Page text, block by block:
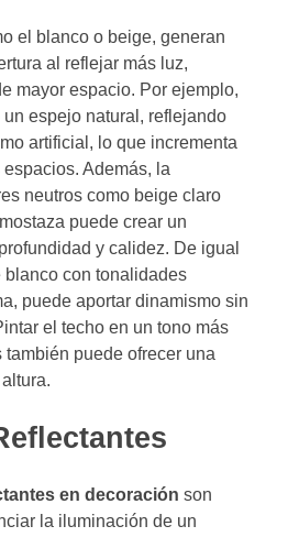
el blanco o beige, generan
al reflejar más luz,
mayor espacio. Por ejemplo,
espejo natural, reflejando
artificial, lo que incrementa
Además, la
neutros como beige claro
puede crear un
y calidez. De igual
blanco con tonalidades
puede aportar dinamismo sin
el techo en un tono más
puede ofrecer una
en decoración son
la iluminación de un